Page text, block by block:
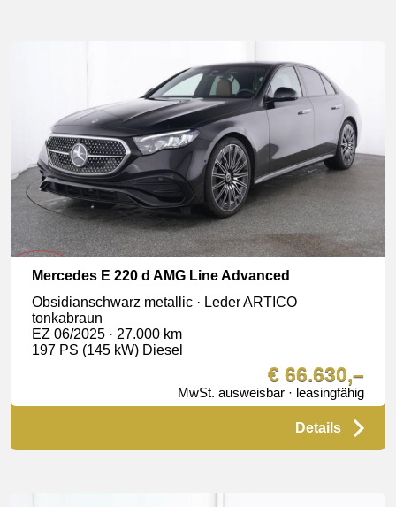
Mercedes E 220 d AMG Line Advanced
Obsidianschwarz metallic · Leder ARTICO
tonkabraun
EZ 06/2025 · 27.000 km
197 PS (145 kW) Diesel
€ 66.630,–
MwSt. ausweisbar · leasingfähig
Details